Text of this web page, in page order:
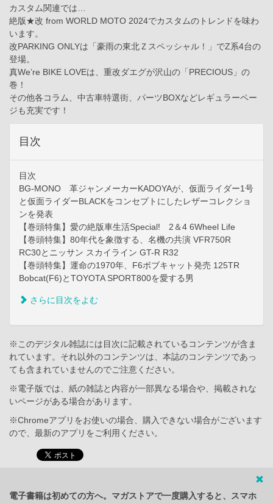
カスタム関連では…
絶版★改 from WORLD MOTO 2024でカスタムのトレンドを味わ
います。
改PARKING ONLYは「豪雨の東北Ｚスペッシャル！」でZ系4台の
登場。
真We’re BIKE LOVEは、重改ダエグが沢山の「PRECIOUS」の
巻！
その他各コラム、中古車特選街、パーツBOXなどレギュラーペー
ジも充実です！
目次
目次
BG-MONO 革ジャンメーカーKADOYAが、仮面ライダー1号
と仮面ライダーBLACKをコンセプトにしたレザーコレクショ
ンを発表
【巻頭特集】愛の絶版車生活Special! 2＆4 6Wheel Life
【巻頭特集】80年代を象徴する、名機の共演 VFR750R
RC30とニッサン スカイライン GT-R R32
【巻頭特集】運命の1970年、F6ボブキャット発売 125TR
Bobcat(F6)とTOYOTA SPORT800を愛する男
さらに目次をよむ
※このデジタル雑誌には目次に記載されているコンテンツが含ま
れています。それ以外のコンテンツは、本誌のコンテンツであっ
ても含まれていませんのでご注意ください。
※電子版では、紙の雑誌と内容が一部異なる場合や、掲載されな
いページがある場合があります。
※Chromeアプリをお使いの場合、購入できない場合がございます
ので、最新のアプリをご利用ください。
電子書籍は初めての方へ。マガストアで一度購入すると、スマホ